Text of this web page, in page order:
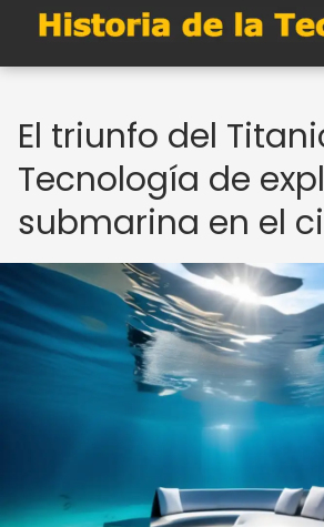
El triunfo del
Tecnología de
submarina en el